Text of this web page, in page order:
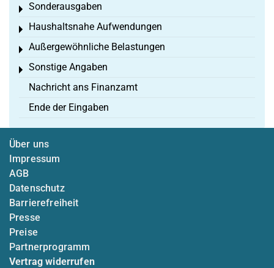
Sonderausgaben
Toggle menu
Haushaltsnahe Aufwendungen
Toggle menu
Außergewöhnliche Belastungen
Toggle menu
Sonstige Angaben
Toggle menu
Nachricht ans Finanzamt
Ende der Eingaben
Über uns
Impressum
AGB
Datenschutz
Barrierefreiheit
Presse
Preise
Partnerprogramm
Vertrag widerrufen